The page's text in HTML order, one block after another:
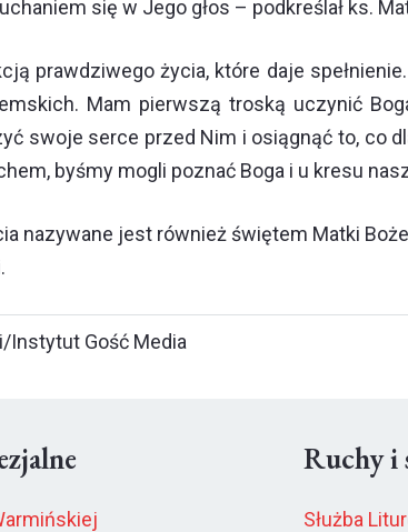
się w Jego głos – podkreślał ks.
prawdziwego życia, które daje
Mam pierwszą troską uczynić
swoje serce przed Nim i osiągnąć to, co
byśmy mogli poznać Boga i u kresu
nazywane jest również świętem Matki
Instytut Gość Media
Ruchy i
Służba